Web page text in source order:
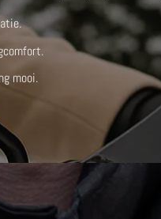
mooi.